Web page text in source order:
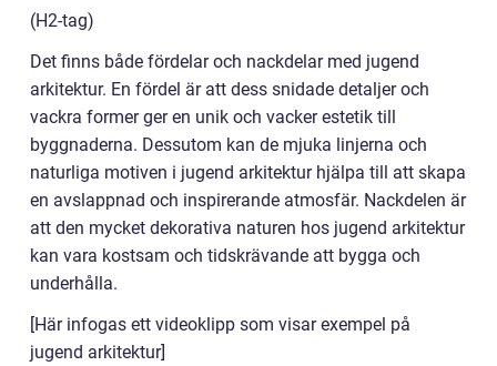
(H2-tag)
Det finns både fördelar och nackdelar med jugend
arkitektur. En fördel är att dess snidade detaljer och
vackra former ger en unik och vacker estetik till
byggnaderna. Dessutom kan de mjuka linjerna och
naturliga motiven i jugend arkitektur hjälpa till att skapa
en avslappnad och inspirerande atmosfär. Nackdelen är
att den mycket dekorativa naturen hos jugend arkitektur
kan vara kostsam och tidskrävande att bygga och
underhålla.
[Här infogas ett videoklipp som visar exempel på
jugend arkitektur]